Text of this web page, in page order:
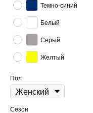
Темно-синий
Белый
Серый
Желтый
Пол
Сезон